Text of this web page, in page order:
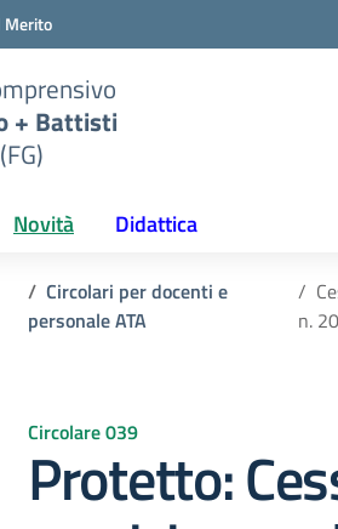
Merito
+ Battisti
Novità Didattica
Circolari per docenti e
personale ATA
n.
Circolare 039
Protetto: